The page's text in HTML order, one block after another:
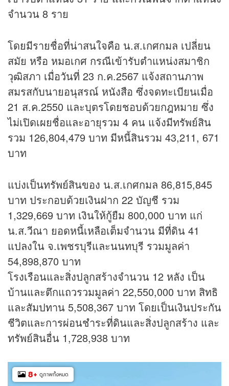
จำนวน 8 ราย
โดยมีรายชื่อที่น่าสนใจคือ น.ส.เกศกมล เปลี่ยน
สมัย หรือ หมอเกศ กรณีเข้ารับตำแหน่งสมาชิก
วุฒิสภา เมื่อวันที่ 23 ก.ค.2567 แจ้งสถานภาพ
สมรสกับนายอนุสรณ์ หนังสือ ซึ่งจดทะเบียนเมื่อ
21 ส.ค.2550 และบุตรโดยชอบด้วยกฎหมาย ซึ่ง
ไม่เปิดเผยชื่อและอายุรวม 4 คน แจ้งมีทรัพย์สิน
รวม 126,804,479 บาท มีหนี้สินรวม 43,211, 671
บาท
แบ่งเป็นทรัพย์สินของ น.ส.เกศกมล 86,815,845
บาท ประกอบด้วยเงินฝาก 22 บัญชี รวม
1,329,669 บาท เงินให้กู้ยืม 800,000 บาท แก่
น.ส.วีณา ยอดหนี้เหลือเต็มจำนวน มีที่ดิน 41
แปลงใน จ.เพชรบุรีและนนทบุรี รวมมูลค่า
54,898,870 บาท
โรงเรือนและสิ่งปลูกสร้างจำนวน 12 หลัง เป็น
บ้านและตึกแถวรวมมูลค่า 22,550,000 บาท สิทธิ
และสัมปทาน 5,508,367 บาท โดยเป็นเงินประกัน
ชีวิตและการผ่อนชำระที่ดินและสิ่งปลูกสร้าง และ
ทรัพย์สินอื่น 1,728,938 บาท
8+ ดูภาพทั้งหมด